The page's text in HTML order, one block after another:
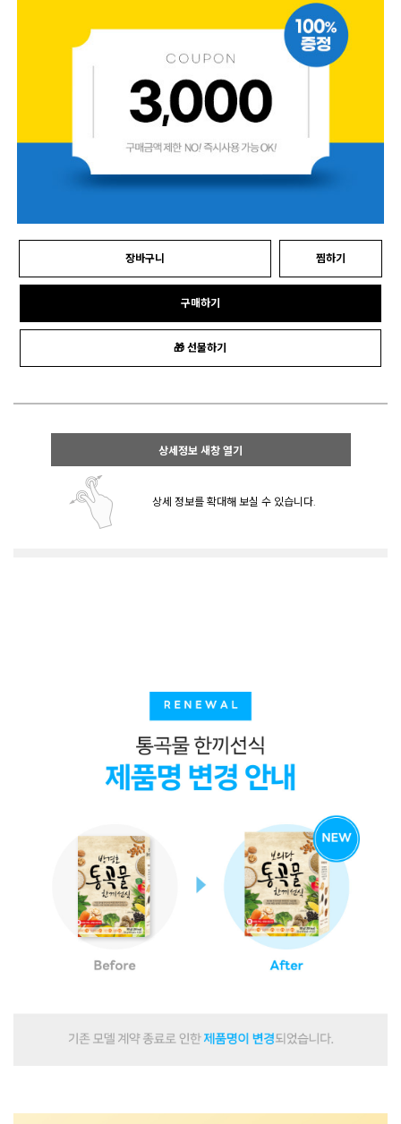
장바구니 찜하기
구매하기
🎁 선물하기
상세정보 새창 열기
상세 정보를 확대해 보실 수 있습니다.